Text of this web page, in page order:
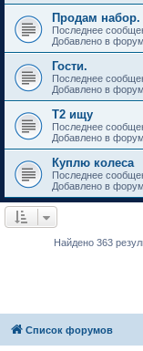
Продам набор.
Последнее
Добавлено в
Гости.
Последнее
Добавлено в
Т2 ищу
Последнее
Добавлено в
Куплю колеса
Последнее
Добавлено в
Найдено 363
Список форумов